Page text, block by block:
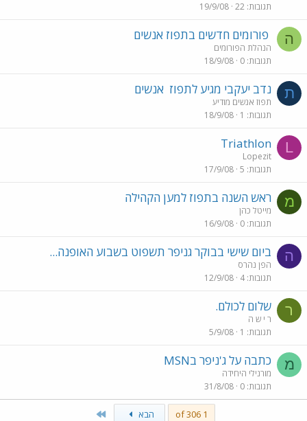
תגובות 22
19/9/08
ה פורומים חדשים בתפוז אנשים
הנהלת הפורומים
תגובות 0
18/9/08
ת נדב יעקבי מגיע לתפוז אנשים
תפוז אנשים מודיע
תגובות 1
18/9/08
L
Triathlon
Lopezit
תגובות 5
17/9/08
מ ראש השנה בתפוז למען הקהילה
מייטל כהן
תגובות 0
16/9/08
ה ביום שישי בבוקר גניפר תשפוט בשבוע האופנה...
הפן נהרס
תגובות 4
12/9/08
ר שלום לכולם.
ר י ש ה
תגובות 1
5/9/08
מ כתבה על ג'ניפר בMSN
מורנילי היחידה
תגובות 0
31/8/08
1 of 306 הבא